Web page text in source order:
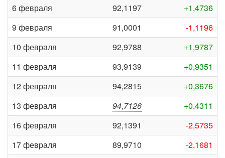
6 февраля
92,1197
+1,4736
9 февраля
91,0001
-1,1196
10 февраля
92,9788
+1,9787
11 февраля
93,9139
+0,9351
12 февраля
94,2815
+0,3676
13 февраля
94,7126
+0,4311
16 февраля
92,1391
-2,5735
17 февраля
89,9710
-2,1681